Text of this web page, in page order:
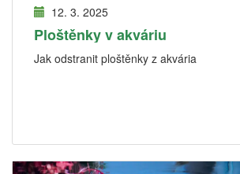
12. 3. 2025
Ploštěnky v akváriu
Jak odstranit ploštěnky z akvária